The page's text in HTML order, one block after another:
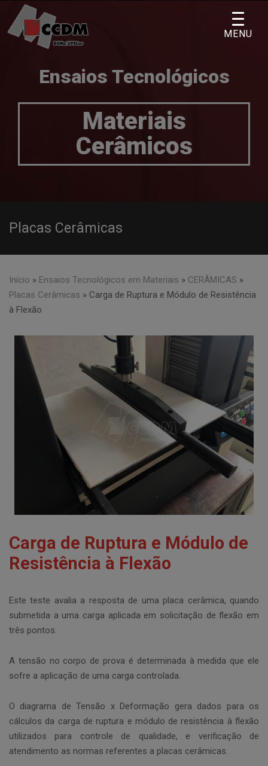
content
Ensaios Tecnológicos
Materiais
Cerâmicos
Placas Cerâmicas
Início » Ensaios Tecnológicos em Materiais » CERÂMICAS »
Placas Cerâmicas » Carga de Ruptura e Módulo de Resistência
à Flexão
Carga de Ruptura e Módulo de
Resistência à Flexão
Este teste avalia a resposta de uma placa cerâmica, quando
submetida a uma carga aplicada em solicitação de flexão em
três pontos.
A tensão no corpo de prova é determinada à medida que ele
sofre a aplicação de uma carga controlada.
O diagrama de Tensão x Deformação gera dados para os
cálculos da carga de ruptura e módulo de resistência à flexão
utilizados para controle de qualidade, e verificação de
atendimento as normas referentes a placas cerâmicas.
MENU